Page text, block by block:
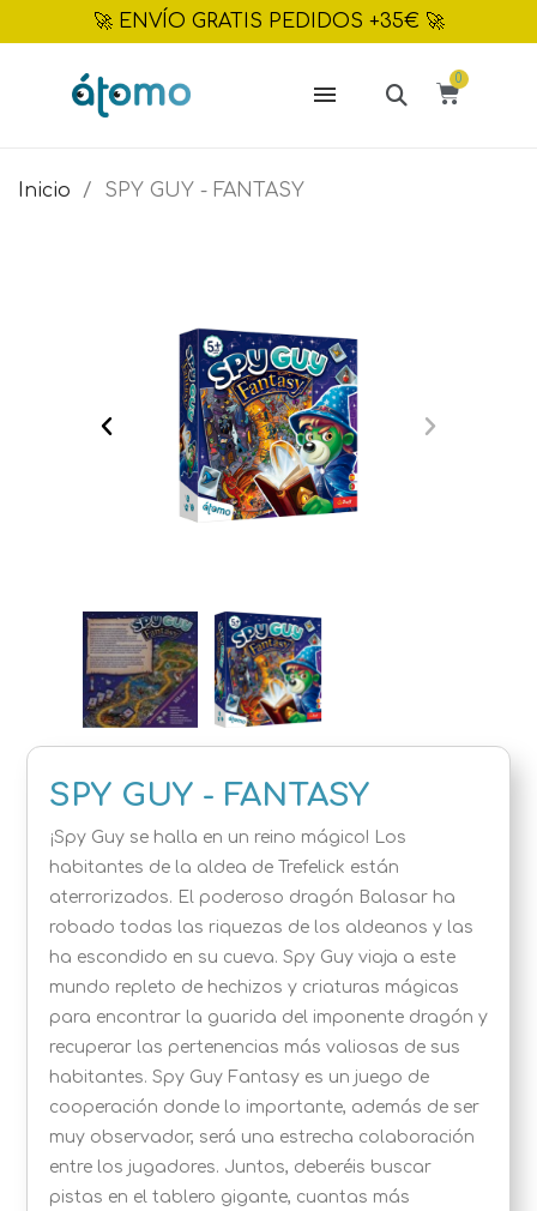
🚀 ENVÍO GRATIS PEDIDOS +35€ 🚀
Inicio SPY GUY - FANTASY
SPY GUY - FANTASY
¡Spy Guy se halla en un reino mágico! Los
habitantes de la aldea de Trefelick están
aterrorizados. El poderoso dragón Balasar ha
robado todas las riquezas de los aldeanos y las
ha escondido en su cueva. Spy Guy viaja a este
mundo repleto de hechizos y criaturas mágicas
para encontrar la guarida del imponente dragón y
recuperar las pertenencias más valiosas de sus
habitantes. Spy Guy Fantasy es un juego de
cooperación donde lo importante, además de ser
muy observador, será una estrecha colaboración
entre los jugadores. Juntos, deberéis buscar
pistas en el tablero gigante, cuantas más